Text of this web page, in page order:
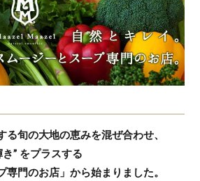
る旬の大地の恵みを混ぜ合わせ、
” をプラスする
専門のお店」から始まりました。